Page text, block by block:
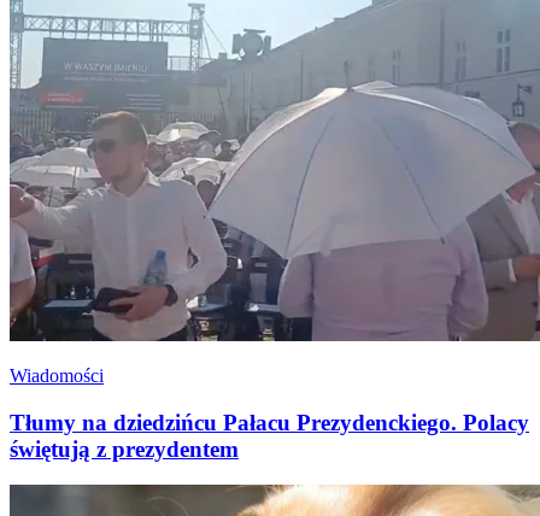
Wiadomości
Tłumy na dziedzińcu Pałacu Prezydenckiego. Polacy
świętują z prezydentem